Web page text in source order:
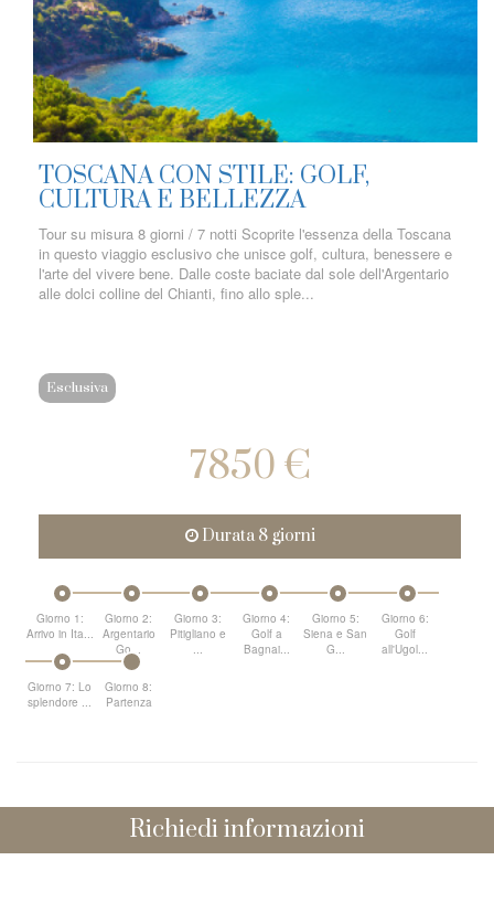
TOSCANA CON STILE: GOLF,
CULTURA E BELLEZZA
Tour su misura 8 giorni / 7 notti Scoprite l'essenza della Toscana
in questo viaggio esclusivo che unisce golf, cultura, benessere e
l'arte del vivere bene. Dalle coste baciate dal sole dell'Argentario
alle dolci colline del Chianti, fino allo sple...
Esclusiva
7850 €
Durata 8 giorni
Giorno 1:
Arrivo in Ita...
Giorno 2:
Argentario
Go...
Giorno 3:
Pitigliano e
...
Giorno 4:
Golf a
Bagnai...
Giorno 5:
Siena e San
G...
Giorno 6:
Golf
all'Ugol...
Giorno 7: Lo
splendore ...
Giorno 8:
Partenza
Richiedi informazioni